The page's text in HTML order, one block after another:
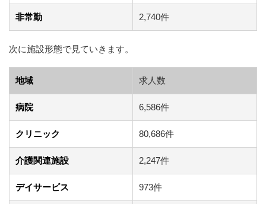
非常勤 2,740件
次に施設形態で見ていきます。
地域 求人数
病院 6,586件
クリニック 80,686件
介護関連施設 2,247件
デイサービス 973件